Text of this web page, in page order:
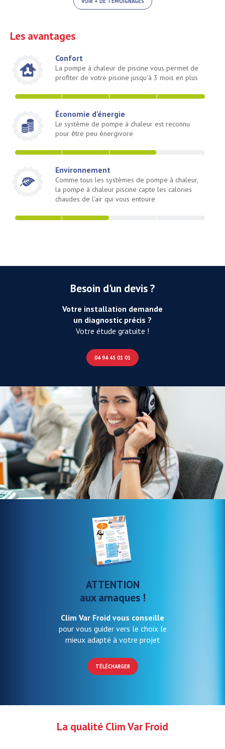
Les avantages
Confort
La pompe à chaleur de piscine vous permet de
profiter de votre piscine jusqu'à 3 mois en plus
Économie d'énergie
Le système de pompe à chaleur est reconnu
pour être peu énergivore
Environnement
Comme tous les systèmes de pompe à chaleur,
la pompe à chaleur piscine capte les calories
chaudes de l'air qui vous entoure
Besoin d'un devis ?
Votre installation demande
un diagnostic précis ?
Votre étude gratuite !
04 94 45 01 01
ATTENTION
aux arnaques !
Clim Var Froid vous conseille
pour vous guider vers le choix le
mieux adapté à votre projet
TÉLÉCHARGER
La qualité Clim Var Froid